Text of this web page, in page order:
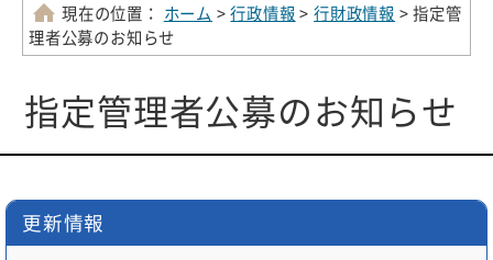
移
す
現在の位置： ホーム >行政情報>行財政情報 > 指定管
理者公募のお知らせ
指定管理者公募のお知らせ
更新情報